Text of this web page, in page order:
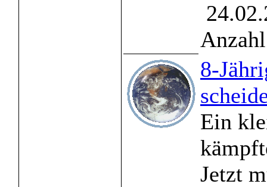
8-
Ein
Jetzt